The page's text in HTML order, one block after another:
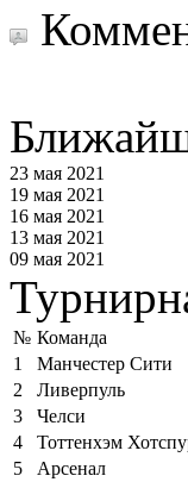
23 мая 2021
19 мая 2021
16 мая 2021
13 мая 2021
09 мая 2021
№ Команда
1
Манчестер Сити
2
Ливерпуль
3
Челси
4
Тоттенхэм
5
Арсенал